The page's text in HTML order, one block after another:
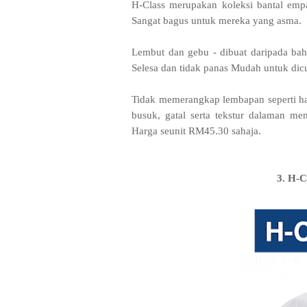
H-Class merupakan koleksi bantal
Sangat bagus untuk mereka yang asma.
Lembut dan gebu - dibuat daripada
Selesa dan tidak panas Mudah untuk
Tidak memerangkap lembapan seperti
busuk, gatal serta tekstur dalaman
Harga seunit RM45.30 sahaja.
3. H-